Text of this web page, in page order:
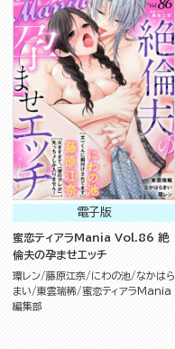
電子版
蜜恋ティアラMania Vol.86 絶
倫夫の孕ませエッチ
環レン 藤原江奈 にわの池
なかはら
まい
東雲瑞稀
蜜恋ティアラMania
編集部